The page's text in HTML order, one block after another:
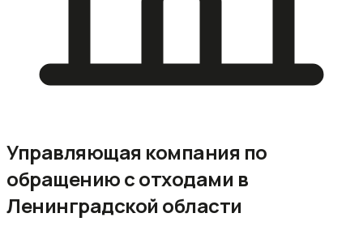
Управляющая компания по
обращению с отходами в
Ленинградской области